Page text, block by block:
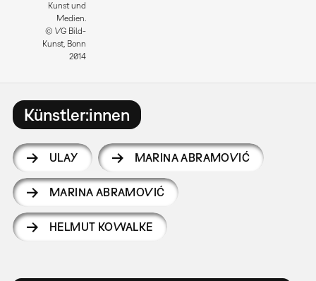
Kunst und
Medien.
© VG Bild-
Kunst, Bonn
2014
Künstler:innen
ULAY MARINA ABRAMOVIĆ
MARINA ABRAMOVIĆ
HELMUT KOWALKE